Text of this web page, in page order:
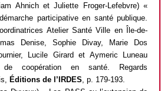
Ahnich et Juliette Froger-Lefebvre) «
participative en santé publique.
Atelier Santé Ville en Île-de-
Denise, Sophie Divay, Marie Dos
Lucile Girard et Aymeric Luneau
de coopération en santé. Regards
Éditions de l’IRDES , p. 179-193.